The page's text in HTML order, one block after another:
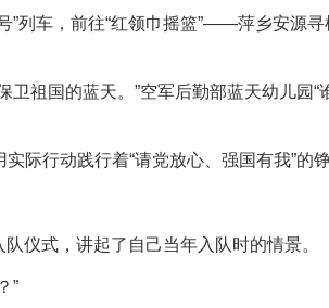
”列车，前往“红领巾摇篮”——萍乡安源寻
祖国的蓝天。”空军后勤部蓝天幼儿园“
际行动践行着“请党放心、强国有我”的铮
仪式，讲起了自己当年入队时的情景。
”